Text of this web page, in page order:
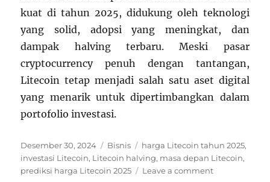
kuat di tahun 2025, didukung oleh teknologi
yang solid, adopsi yang meningkat, dan
dampak halving terbaru. Meski pasar
cryptocurrency penuh dengan tantangan,
Litecoin tetap menjadi salah satu aset digital
yang menarik untuk dipertimbangkan dalam
portofolio investasi.
Posted
on
Desember 30, 2024 Categories
Bisnis Tags
harga Litecoin tahun 2025,
investasi Litecoin, Litecoin halving, masa depan Litecoin,
prediksi harga Litecoin 2025
Leave a commenton